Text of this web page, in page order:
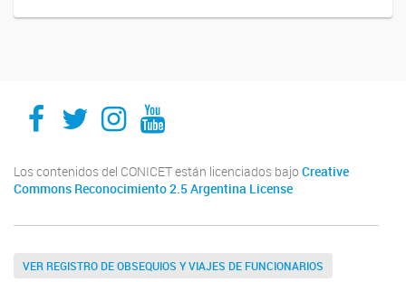
IMPaM
IMPaM
IMPaMIMPaM
Los contenidos del CONICET están licenciados bajo Creative
Commons Reconocimiento 2.5 Argentina License
VER REGISTRO DE OBSEQUIOS Y VIAJES DE FUNCIONARIOS